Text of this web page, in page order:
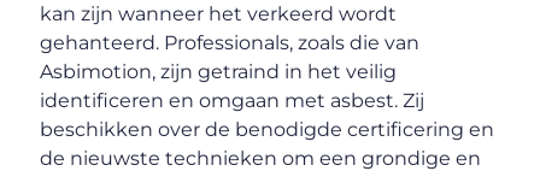
kan zijn wanneer het verkeerd wordt
gehanteerd. Professionals, zoals die van
Asbimotion, zijn getraind in het veilig
identificeren en omgaan met asbest. Zij
beschikken over de benodigde certificering en
de nieuwste technieken om een grondige en